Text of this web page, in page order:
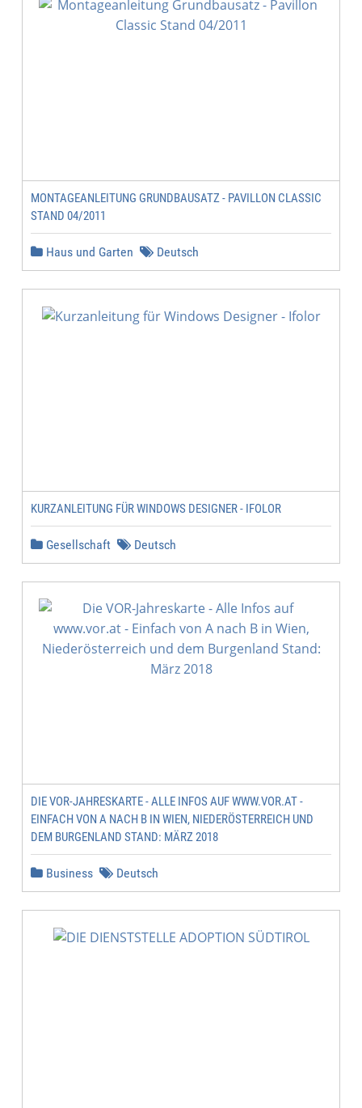
MONTAGEANLEITUNG GRUNDBAUSATZ - PAVILLON CLASSIC
STAND 04/2011
Haus und Garten Deutsch
KURZANLEITUNG FÜR WINDOWS DESIGNER - IFOLOR
Gesellschaft Deutsch
DIE VOR-JAHRESKARTE - ALLE INFOS AUF WWW.VOR.AT -
EINFACH VON A NACH B IN WIEN, NIEDERÖSTERREICH UND
DEM BURGENLAND STAND: MÄRZ 2018
Business Deutsch